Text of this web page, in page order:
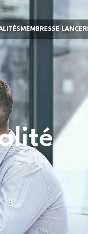
MEMBRESSE LANCER